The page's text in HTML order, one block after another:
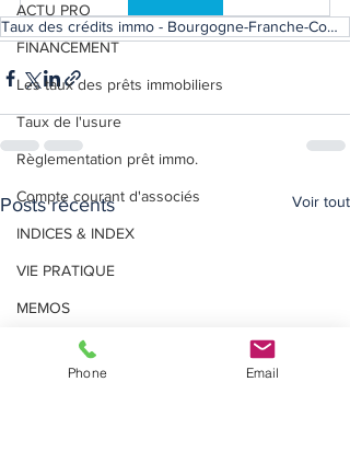
ACTU PRO
FINANCEMENT
Les taux des prêts immobiliers
Taux de l'usure
Règlementation prêt immo.
Compte courant d'associés
INDICES & INDEX
VIE PRATIQUE
MEMOS
Taux des crédits immo - Bourgogne-Franche-Comté
Posts récents Voir tout
Phone Email